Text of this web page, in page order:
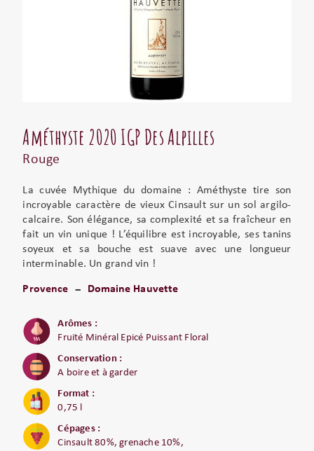
Améthyste 2020 IGP Des Alpilles
Rouge
La cuvée Mythique du domaine : Améthyste tire son
incroyable caractère de vieux Cinsault sur un sol argilo-
calcaire. Son élégance, sa complexité et sa fraîcheur en
fait un vin unique ! L’équilibre est incroyable, ses tanins
soyeux et sa bouche est suave avec une longueur
interminable. Un grand vin !
Provence Domaine Hauvette
Arômes :
Fruité Minéral Epicé Puissant Floral
Conservation :
A boire et à garder
Format :
0,75 l
Cépages :
Cinsault 80%, grenache 10%,